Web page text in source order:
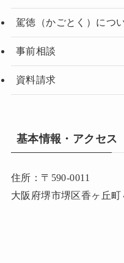
駕徳（かごとく）につ
事前相談
資料請求
基本情報・アクセス
住所：〒590-0011
大阪府堺市堺区香ヶ丘町